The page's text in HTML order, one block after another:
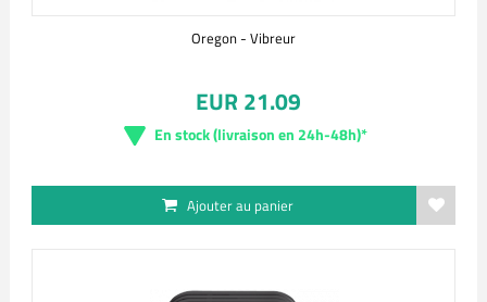
Oregon - Vibreur
EUR 21.09
En stock (livraison en 24h-48h)*
Ajouter au panier